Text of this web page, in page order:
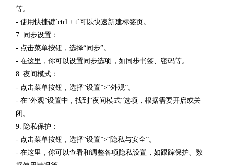
等。
- 使用快捷键`ctrl + t`可以快速新建标签页。
7. 同步设置：
- 点击菜单按钮，选择“同步”。
- 在这里，你可以设置同步选项，如同步书签、密码等。
8. 夜间模式：
- 点击菜单按钮，选择“设置”>“外观”。
- 在“外观”设置中，找到“夜间模式”选项，根据需要开启或关
闭。
9. 隐私保护：
- 点击菜单按钮，选择“设置”>“隐私与安全”。
- 在这里，你可以查看和调整各项隐私设置，如跟踪保护、数